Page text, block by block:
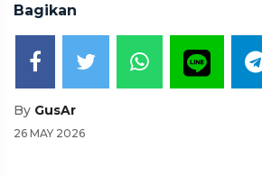
Bagikan
By GusAr
26 MAY 2026